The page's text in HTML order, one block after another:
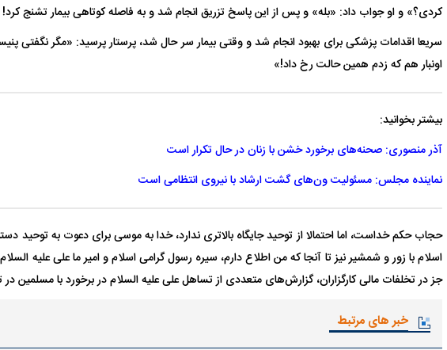
کردی؟» و او جواب داد: «بله» و پس از این پاسخ تزریق انجام شد و به فاصله کوتاهی بیمار تشنج کرد!
سریعا اقدامات پزشکی برای بهبود انجام شد و وقتی بیمار سر حال شد، پرستار پرسید: «مگر نگفتی
اونبار هم که زدم همین حالت رخ داد!»
بیشتر بخوانید:
آذر منصوری: صحنه‌های برخورد خشن با زنان در حال تکرار است
نماینده مجلس: مسئولیت ون‌های گشت ارشاد با نیروی انتظامی است
حجاب حکم خداست، اما احتمالا از توحید جایگاه بالاتری ندارد، خدا به موسی برای دعوت به توحید
اسلام با زور و شمشیر نیز تا آنجا که من اطلاع دارم، سیره رسول گرامی اسلام و امیر ما علی علیه
جز در تخلفات مالی کارگزاران، گزارش‌های متعددی از تساهل علی علیه السلام در برخورد با مسلمین در
خبر های مرتبط
بازی‌های لیگ برتر فوتبال با تماشاگر
برگزار می‌شود
رقم نجومی رضایتنامه مدافع موردنظر
دو خرید جدید